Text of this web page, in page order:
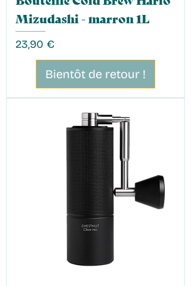
Mizudashi - marron 1L
Prix
23,90 €
Bientôt de retour !